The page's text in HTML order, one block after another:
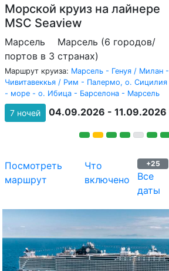
Морской круиз на лайнере
MSC Seaview
Марсель
Марсель (6 городов/
портов в 3 странах)
Маршрут круиза: Марсель - Генуя / Милан -
Чивитавеккья / Рим - Палермо, о. Сицилия
- море - о. Ибица - Барселона - Марсель
7 ночей 04.09.2026 - 11.09.2026
Посмотреть
маршрут
Что
включено
+25
Все
даты